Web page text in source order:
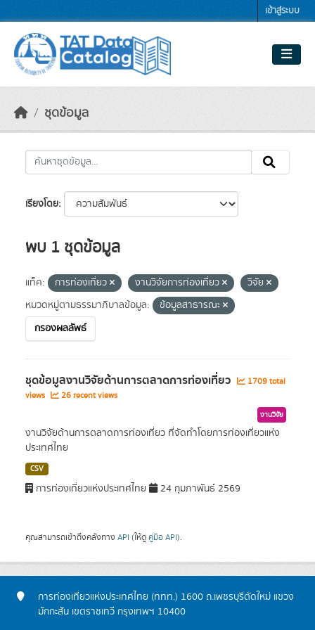
เข้าสู่ระบบ
ชุดข้อมูล
เรียงโดย
พบ 1 ชุดข้อมูล
แท็ค: การท่องเที่ยว งานวิจัยการท่องเที่ยว
วิจัย
หมวดหมู่ตามธรรมาภิบาลข้อมูล:
ข้อมูลสาธารณะ
กรองผลลัพธ์
ชุดข้อมูลงานวิจัยด้านการตลาดการท่องเที่ยว
1709 total
views
26 recent views
งานวิจัย
งานวิจัยด้านการตลาดการท่องเที่ยว ที่จัดทำโดยการท่องเที่ยวแห่ง
ประเทศไทย
CSV
การท่องเที่ยวแห่งประเทศไทย 24 กุมภาพันธ์ 2569
คุณสามารถเข้าถึงคลังทาง API (ให้ดู คู่มือ API).
การท่องเที่ยวแห่งประเทศไทย (ททท.) 1600 ถ.เพชรบุรีตัดใหม่ แขวง
มักกะสัน เขตราชเทวี กรุงเทพฯ 10400